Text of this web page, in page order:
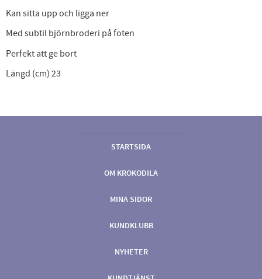
Kan sitta upp och ligga ner
Med subtil björnbroderi på foten
Perfekt att ge bort
Längd (cm) 23
STARTSIDA
OM KROKODILA
MINA SIDOR
KUNDKLUBB
NYHETER